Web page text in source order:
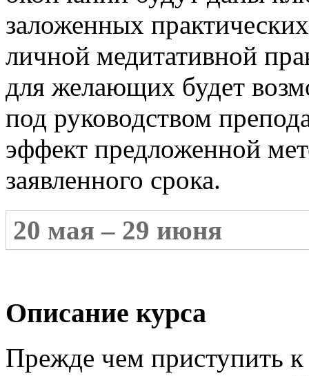
заложенных
личной медитативной
для желающих будет
под руководством
эффект предложенной
заявленного срока.
20 мая – 29 июня
Описание курса
Прежде чем приступить